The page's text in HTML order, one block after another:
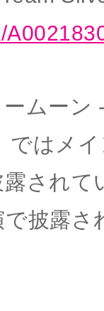
ームー
ではメ
されて
披露さ